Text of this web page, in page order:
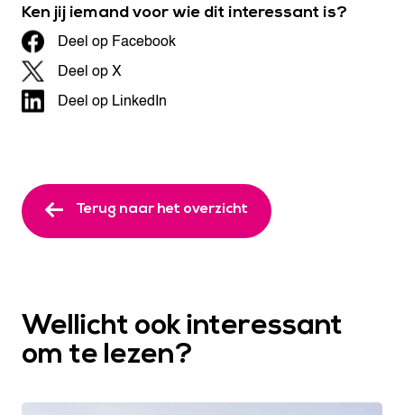
Ken jij iemand voor wie dit interessant is?
Deel op Facebook
Deel op X
Deel op LinkedIn
Terug naar het overzicht
Wellicht ook interessant
om te lezen?